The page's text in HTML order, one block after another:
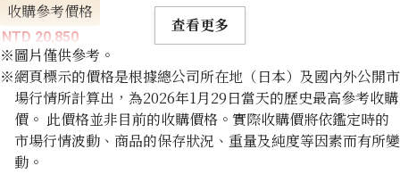
收購參考價格
NTD 20,850
查看更多
※圖片僅供參考。
※網頁標示的價格是根據總公司所在地（日本）及國內外公開市
場行情所計算出，為2026年1月29日當天的歷史最高參考收購
價。 此價格並非目前的收購價格。實際收購價將依鑑定時的
市場行情波動、商品的保存狀況、重量及純度等因素而有所變
動。